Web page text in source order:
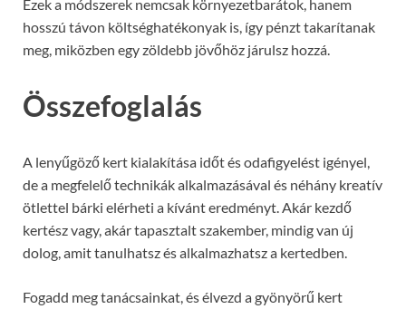
Ezek a módszerek nemcsak környezetbarátok, hanem
hosszú távon költséghatékonyak is, így pénzt takarítanak
meg, miközben egy zöldebb jövőhöz járulsz hozzá.
Összefoglalás
A lenyűgöző kert kialakítása időt és odafigyelést igényel,
de a megfelelő technikák alkalmazásával és néhány kreatív
ötlettel bárki elérheti a kívánt eredményt. Akár kezdő
kertész vagy, akár tapasztalt szakember, mindig van új
dolog, amit tanulhatsz és alkalmazhatsz a kertedben.
Fogadd meg tanácsainkat, és élvezd a gyönyörű kert